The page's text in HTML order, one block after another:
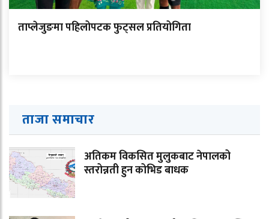
ताप्लेजुङमा पहिलोपटक फुट्सल प्रतियोगिता
ताजा समाचार
अतिकम विकसित मुलुकबाट नेपालको
स्तरोन्नती हुन कोभिड बाधक